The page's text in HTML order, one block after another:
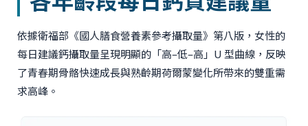
依據衛福部《國人膳食營養素參考攝取量》第八版，女性的
每日建議鈣攝取量呈現明顯的「高–低–高」U 型曲線，反映
了青春期骨骼快速成長與熟齡期荷爾蒙變化所帶來的雙重需
求高峰。